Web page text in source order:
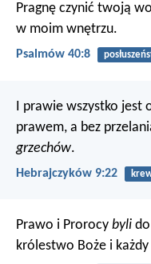
Pragnę czynić twoją
w moim wnętrzu.
Psalmów 40:8
I prawie wszystko jest
prawem, a bez
grzechów.
Hebrajczyków 9:22
Prawo i Prorocy byli
królestwo Boże i